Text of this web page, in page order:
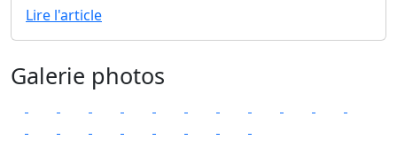
Lire l'article
Galerie photos